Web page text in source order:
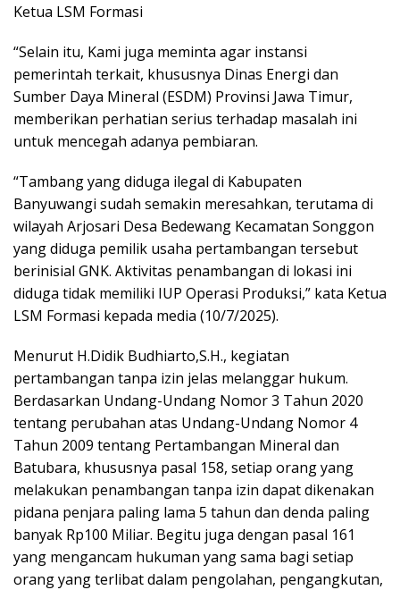
Ketua LSM Formasi
“Selain itu, Kami juga meminta agar instansi
pemerintah terkait, khususnya Dinas Energi dan
Sumber Daya Mineral (ESDM) Provinsi Jawa Timur,
memberikan perhatian serius terhadap masalah ini
untuk mencegah adanya pembiaran.
“Tambang yang diduga ilegal di Kabupaten
Banyuwangi sudah semakin meresahkan, terutama di
wilayah Arjosari Desa Bedewang Kecamatan Songgon
yang diduga pemilik usaha pertambangan tersebut
berinisial GNK. Aktivitas penambangan di lokasi ini
diduga tidak memiliki IUP Operasi Produksi,” kata Ketua
LSM Formasi kepada media (10/7/2025).
Menurut H.Didik Budhiarto,S.H., kegiatan
pertambangan tanpa izin jelas melanggar hukum.
Berdasarkan Undang-Undang Nomor 3 Tahun 2020
tentang perubahan atas Undang-Undang Nomor 4
Tahun 2009 tentang Pertambangan Mineral dan
Batubara, khususnya pasal 158, setiap orang yang
melakukan penambangan tanpa izin dapat dikenakan
pidana penjara paling lama 5 tahun dan denda paling
banyak Rp100 Miliar. Begitu juga dengan pasal 161
yang mengancam hukuman yang sama bagi setiap
orang yang terlibat dalam pengolahan, pengangkutan,